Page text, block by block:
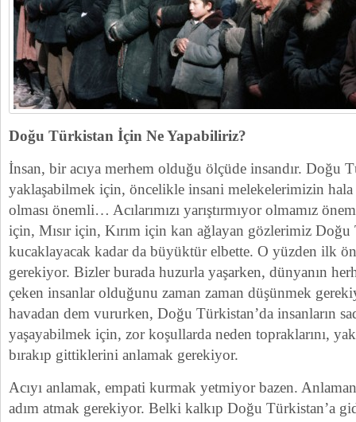
Doğu Türkistan İçin Ne Yapabiliriz?
İnsan, bir acıya merhem olduğu ölçüde insandır. Doğu
yaklaşabilmek için, öncelikle insani melekelerimizin
olması önemli… Acılarımızı yarıştırmıyor olmamız
için, Mısır için, Kırım için kan ağlayan gözlerimiz Doğu
kucaklayacak kadar da büyüktür elbette. O yüzden ilk
gerekiyor. Bizler burada huzurla yaşarken, dünyanın
çeken insanlar olduğunu zaman zaman düşünmek
havadan dem vururken, Doğu Türkistan’da insanların
yaşayabilmek için, zor koşullarda neden topraklarını,
bırakıp gittiklerini anlamak gerekiyor.
Acıyı anlamak, empati kurmak yetmiyor bazen.
adım atmak gerekiyor. Belki kalkıp Doğu Türkistan’a